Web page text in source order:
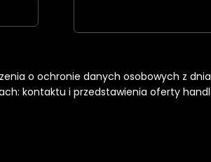
o ochronie danych osobowych z dnia
kontaktu i przedstawienia oferty